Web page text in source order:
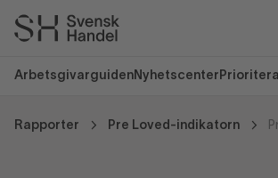
Arbetsgivarguiden Nyhetscenter
Rapporter Pre Loved-indikatorn